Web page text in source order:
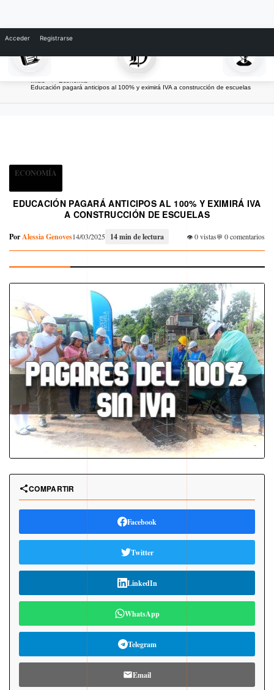
Inicio
Economía
Educación pagará anticipos al 100% y eximirá IVA a construcción de escuelas
ECONOMÍA
EDUCACIÓN PAGARÁ ANTICIPOS AL 100% Y EXIMIRÁ IVA
A CONSTRUCCIÓN DE ESCUELAS
PorAlessia Genoves14/03/2025 14 min de lectura 0 vistas 0 comentarios
COMPARTIR
Facebook
Twitter
LinkedIn
WhatsApp
Telegram
Email
Acceder Registrarse